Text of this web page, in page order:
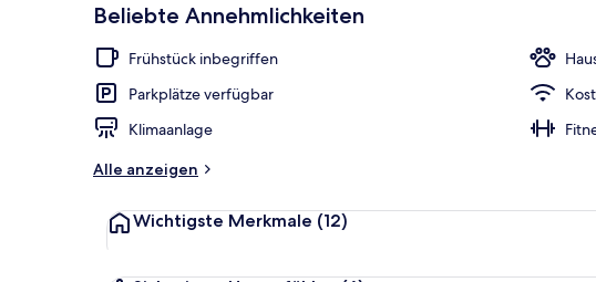
Beliebte Annehmlichkeiten
Frühstück inbegriffen
Parkplätze verfügbar
Klimaanlage
Alle anzeigen
Wichtigste Merkmale (12)